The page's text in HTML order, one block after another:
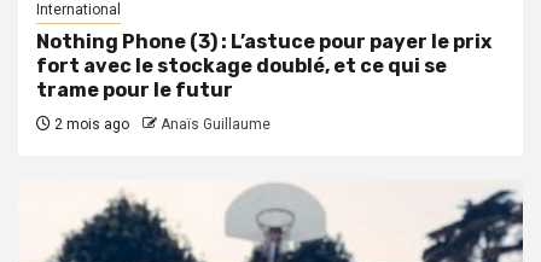
International
Nothing Phone (3) : L’astuce pour payer le prix
fort avec le stockage doublé, et ce qui se
trame pour le futur
2 mois ago Anaïs Guillaume